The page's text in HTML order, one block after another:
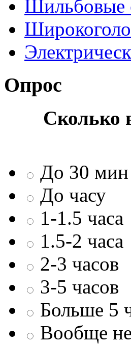
Шильбовые
Опрос
Сколько
До 30 мин
До часу
1-1.5 часа
1.5-2 часа
2-3 часов
3-5 часов
Больше 5
Вообще